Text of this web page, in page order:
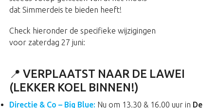
dat Simmerdeis te bieden heeft!
Check hieronder de specifieke wijzigingen
voor zaterdag 27 juni:
📍 VERPLAATST NAAR DE LAWEI
(LEKKER KOEL BINNEN!)
Directie & Co – Big Blue: Nu om 13.30 & 16.00 uur in De